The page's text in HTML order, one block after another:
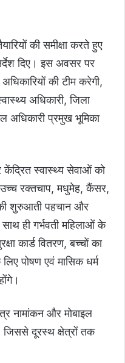
की समीक्षा करते हुए
दिए। इस अवसर पर
की टीम करेगी,
अधिकारी, जिला
अधिकारी प्रमुख भूमिका
केंद्रित स्वास्थ्य सेवाओं को
रक्तचाप, मधुमेह, कैंसर,
की शुरुआती पहचान और
ही गर्भवती महिलाओं के
कार्ड वितरण, बच्चों का
पोषण एवं मासिक धर्म
नामांकन और मोबाइल
जिससे दूरस्थ क्षेत्रों तक